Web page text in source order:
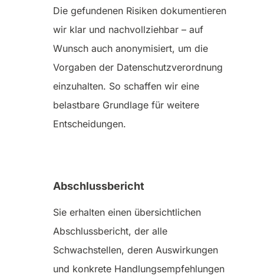
Die gefundenen Risiken dokumentieren
wir klar und nachvollziehbar – auf
Wunsch auch anonymisiert, um die
Vorgaben der Datenschutz­verordnung
einzuhalten. So schaffen wir eine
belastbare Grundlage für weitere
Entscheidungen.
Abschlussbericht
Sie erhalten einen übersichtlichen
Abschlussbericht, der alle
Schwachstellen, deren Auswirkungen
und konkrete Handlungsempfehlungen